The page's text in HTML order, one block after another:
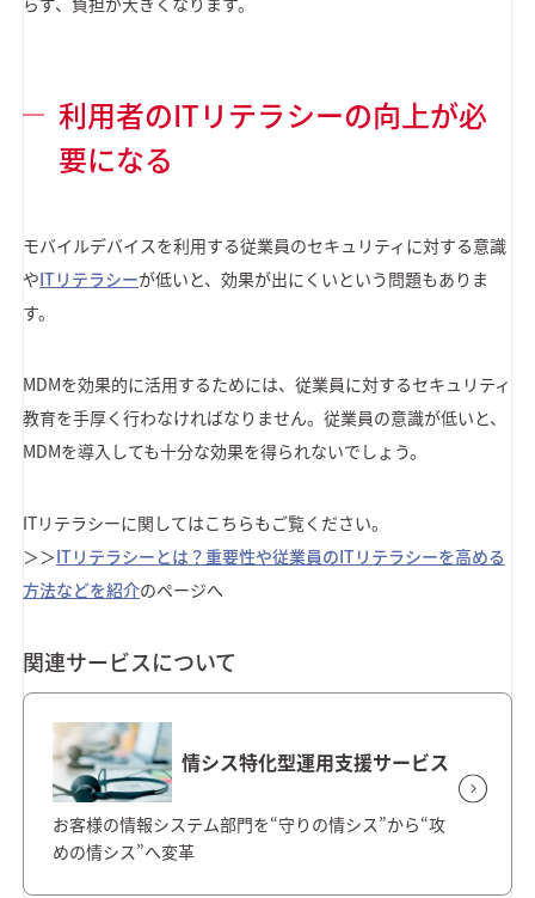
利用者のITリテラシーの向上が必
要になる
モバイルデバイスを利用する従業員のセキュリティに対する意識
やITリテラシーが低いと、効果が出にくいという問題もありま
す。
MDMを効果的に活用するためには、従業員に対するセキュリティ
教育を手厚く行わなければなりません。従業員の意識が低いと、
MDMを導入しても十分な効果を得られないでしょう。
ITリテラシーに関してはこちらもご覧ください。
＞＞ITリテラシーとは？重要性や従業員のITリテラシーを高める
方法などを紹介のページへ
関連サービスについて
情シス特化型運用支援サービス
お客様の情報システム部門を“守りの情シス”から“攻
めの情シス”へ変革